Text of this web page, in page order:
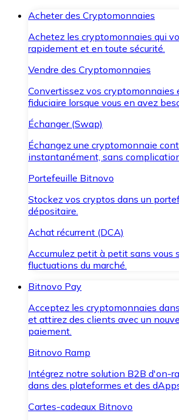
Acheter des Cryptomonnaies
Achetez les cryptomonnaies qui
rapidement et en toute sécurité.
Vendre des Cryptomonnaies
Convertissez vos cryptomonnaies
fiduciaire lorsque vous en avez
Échanger (Swap)
Échangez une cryptomonnaie
instantanément, sans
Portefeuille Bitnovo
Stockez vos cryptos dans un
dépositaire.
Achat récurrent (DCA)
Accumulez petit à petit sans vous
fluctuations du marché.
Bitnovo Pay
Acceptez les cryptomonnaies
et attirez des clients avec un
paiement.
Bitnovo Ramp
Intégrez notre solution B2B d'on-
dans des plateformes et des
Cartes-cadeaux Bitnovo